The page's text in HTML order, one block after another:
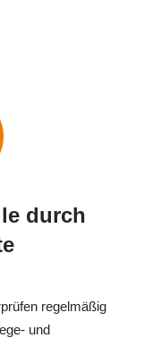
durch
regelmäßig
und